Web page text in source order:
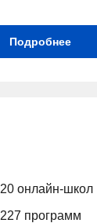
Подробнее
20 онлайн-школ
227 программ